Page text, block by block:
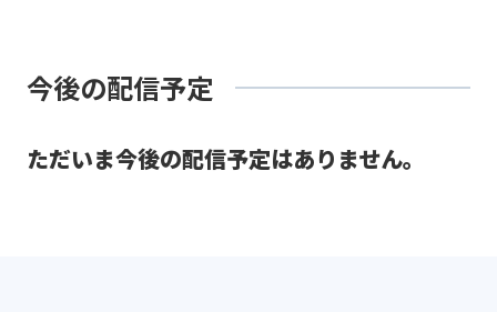
今後の配信予定
ただいま今後の配信予定はありません。